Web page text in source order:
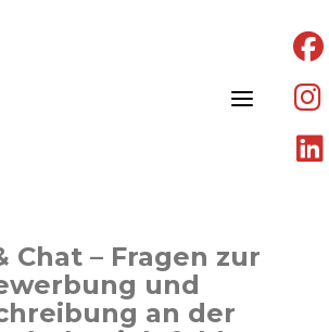
Chat – Fragen zur
und
an der